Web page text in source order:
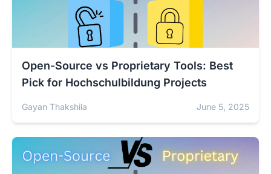
Open-Source vs Proprietary Tools: Best
Pick for Hochschulbildung Projects
Gayan Thakshila June 5, 2025